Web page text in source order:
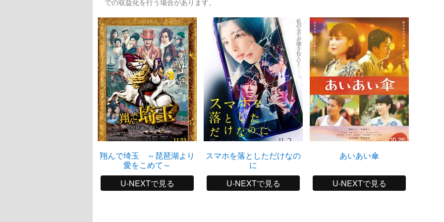
翔んで埼玉 ～琵琶湖より
愛をこめて～
U-NEXTで見る
スマホを落としただけなの
に
U-NEXTで見る
あいあい傘
U-NEXTで見る